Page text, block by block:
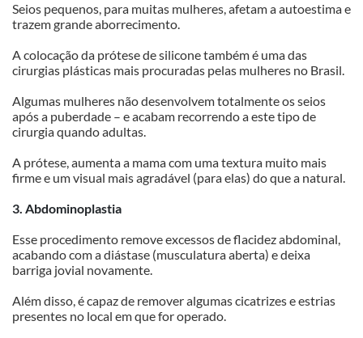
Seios pequenos, para muitas mulheres, afetam a autoestima e
trazem grande aborrecimento.
A colocação da prótese de silicone também é uma das
cirurgias plásticas mais procuradas pelas mulheres no Brasil.
Algumas mulheres não desenvolvem totalmente os seios
após a puberdade – e acabam recorrendo a este tipo de
cirurgia quando adultas.
A prótese, aumenta a mama com uma textura muito mais
firme e um visual mais agradável (para elas) do que a natural.
3. Abdominoplastia
Esse procedimento remove excessos de flacidez abdominal,
acabando com a diástase (musculatura aberta) e deixa
barriga jovial novamente.
Além disso, é capaz de remover algumas cicatrizes e estrias
presentes no local em que for operado.